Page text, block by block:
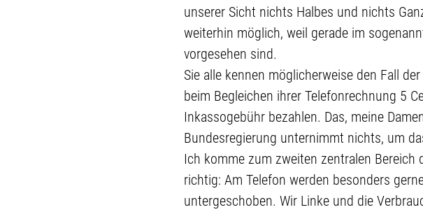
unserer Sicht nichts Halbes und nichts
weiterhin möglich, weil gerade im
vorgesehen sind.
Sie alle kennen möglicherweise den Fall
beim Begleichen ihrer Telefonrechnung 5
Inkassogebühr bezahlen. Das, meine
Bundesregierung unternimmt nichts, um
Ich komme zum zweiten zentralen
richtig: Am Telefon werden besonders
untergeschoben. Wir Linke und die